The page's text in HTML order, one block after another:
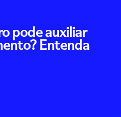
pode auxiliar
Entenda